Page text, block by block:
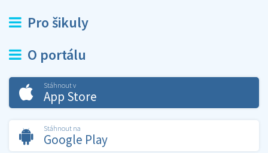
Pro šikuly
O portálu
Stáhnout v
App Store
Stáhnout na
Google Play